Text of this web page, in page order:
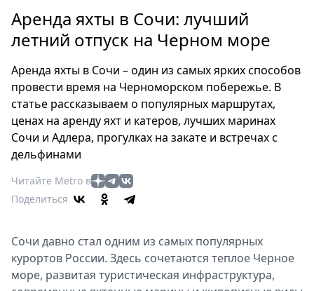
Россия
Мир
Еда
Туризм
Мода
Театр
Кино
Афиша
Книги
Пресс-
релизы
О
Аренда яхты в Сочи: лучший
летний отпуск на Черном море
Аренда яхты в Сочи – один из самых ярких способов
провести время на Черноморском побережье. В
статье рассказываем о популярных маршрутах,
ценах на аренду яхт и катеров, лучших маринах
Сочи и Адлера, прогулках на закате и встречах с
дельфинами
Читайте Metro в
Поделиться
Сочи давно стал одним из самых популярных
курортов России. Здесь сочетаются теплое Черное
море, развитая туристическая инфраструктура,